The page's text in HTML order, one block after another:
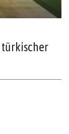
türkischer